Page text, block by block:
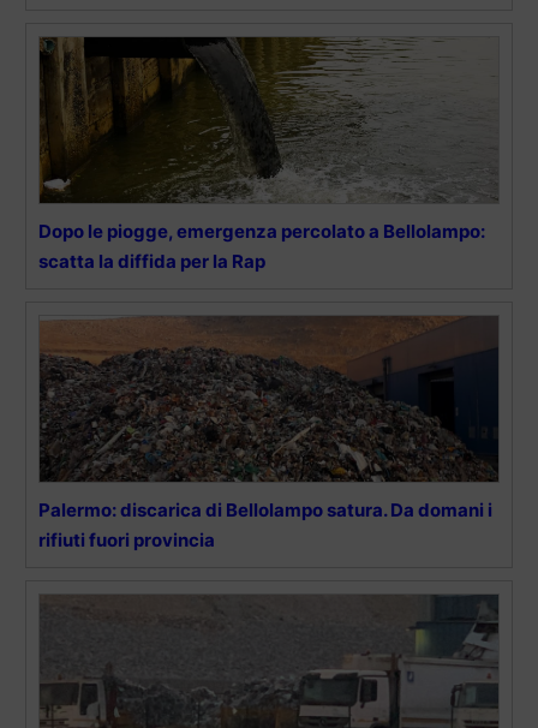
Dopo le piogge, emergenza percolato a Bellolampo:
scatta la diffida per la Rap
Palermo: discarica di Bellolampo satura. Da domani i
rifiuti fuori provincia